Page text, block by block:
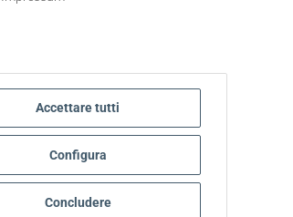
Accettare tutti
Configura
Concludere